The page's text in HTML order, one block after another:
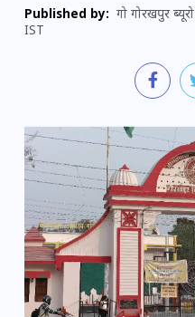
Published by: गो गोरखपुर ब्यूरो
IST